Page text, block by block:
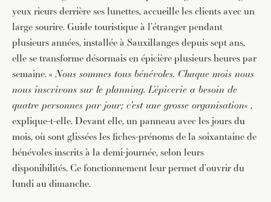
yeux rieurs derrière ses lunettes, accueille les clients avec un
large sourire. Guide touristique à l’étranger pendant
plusieurs années, installée à Sauxillanges depuis sept ans,
elle se transforme désormais en épicière plusieurs heures par
semaine. «Nous sommes tous bénévoles. Chaque mois nous
nous inscrivons sur le planning. L’épicerie a besoin de
quatre personnes par jour; c’est une grosse organisation« ,
explique-t-elle. Devant elle, un panneau avec les jours du
mois, où sont glissées les fiches-prénoms de la soixantaine de
bénévoles inscrits à la demi-journée, selon leurs
disponibilités. Ce fonctionnement leur permet d’ouvrir du
lundi au dimanche.